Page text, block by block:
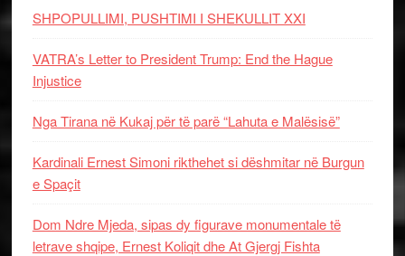
SHPOPULLIMI, PUSHTIMI I SHEKULLIT XXI
VATRA’s Letter to President Trump: End the Hague
Injustice
Nga Tirana në Kukaj për të parë “Lahuta e Malësisë”
Kardinali Ernest Simoni rikthehet si dëshmitar në Burgun
e Spaçit
Dom Ndre Mjeda, sipas dy figurave monumentale të
letrave shqipe, Ernest Koliqit dhe At Gjergj Fishta